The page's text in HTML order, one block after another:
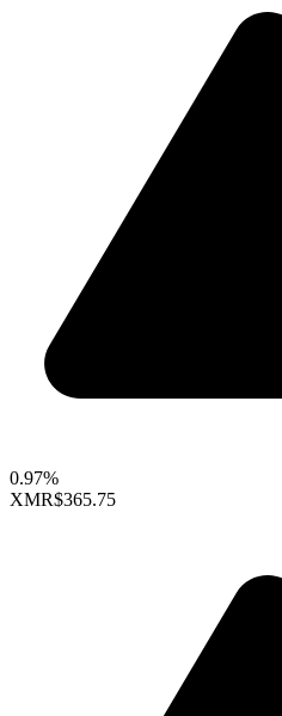
0.97%
XMR$365.75